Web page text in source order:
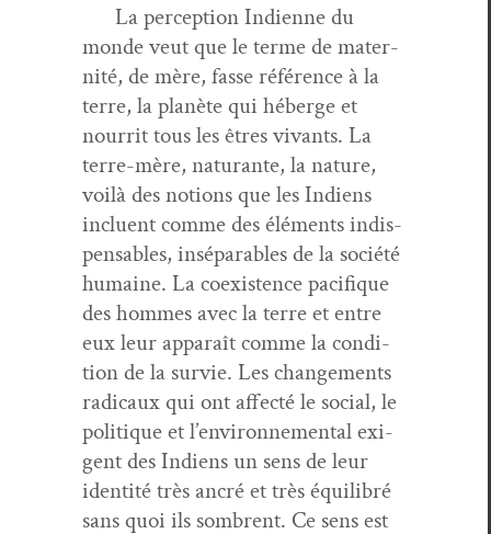
La per­cep­tion Indi­enne du
monde veut que le terme de mater­
nité, de mère, fasse référence à la
terre, la planète qui héberge et
nour­rit tous les êtres vivants. La
terre-mère, nat­u­rante, la nature,
voilà des notions que les Indi­ens
inclu­ent comme des élé­ments indis­
pens­ables, insé­para­bles de la société
humaine. La coex­is­tence paci­fique
des hommes avec la terre et entre
eux leur appa­raît comme la con­di­
tion de la survie. Les change­ments
rad­i­caux qui ont affec­té le social, le
poli­tique et l’environnemental exi­
gent des Indi­ens un sens de leur
iden­tité très ancré et très équili­bré
sans quoi ils som­brent. Ce sens est